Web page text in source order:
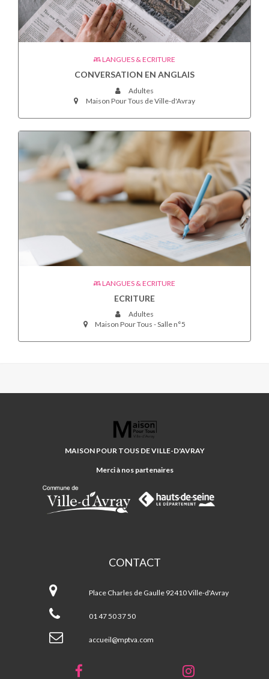
LANGUES & ECRITURE
CONVERSATION EN ANGLAIS
Adultes
Maison Pour Tous de Ville-d'Avray
LANGUES & ECRITURE
ECRITURE
Adultes
Maison Pour Tous - Salle n°5
MAISON
POUR
TOUS
VILLE-
MAISON POUR TOUS DE VILLE-D'AVRAY
Merci à nos partenaires
CONTACT
Pour
Tous
Ville-
d'Avray
Place Charles de Gaulle 92410 Ville-d'Avray
01 47 50 37 50
accueil@mptva.com